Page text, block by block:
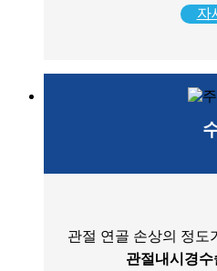
자
관절 연골 손상의 정도
관절내시경수